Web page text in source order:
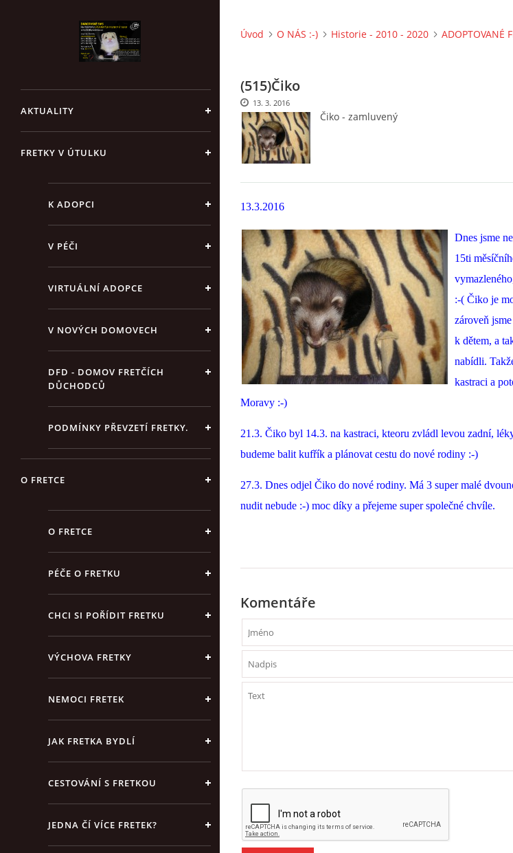
AKTUALITY
FRETKY V ÚTULKU
K ADOPCI
V PÉČI
VIRTUÁLNÍ ADOPCE
V NOVÝCH DOMOVECH
DFD - DOMOV FRETČÍCH
DŮCHODCŮ
PODMÍNKY PŘEVZETÍ FRETKY.
O FRETCE
O FRETCE
PÉČE O FRETKU
CHCI SI POŘÍDIT FRETKU
VÝCHOVA FRETKY
NEMOCI FRETEK
JAK FRETKA BYDLÍ
CESTOVÁNÍ S FRETKOU
JEDNA ČÍ VÍCE FRETEK?
Úvod O NÁS :-) Historie - 2010 - 2020 ADOPTOVANÉ
(515)Čiko
Čiko - zamluvený
13. 3. 2016
13.3.2016
Dnes jsme
15ti
:-( Čiko je
zároveň
k dětem, a
nabídli.
kastraci a
Moravy :-)
21.3. Čiko byl 14.3. na kastraci, kteoru zvládl levou zadní,
budeme balit kufřík a plánovat cestu do nové rodiny :-)
27.3. Dnes odjel Čiko do nové rodiny. Má 3 super malé
nudit nebude :-) moc díky a přejeme super společné chvíle.
Komentáře